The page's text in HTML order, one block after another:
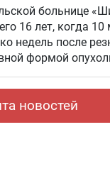
больнице
16 лет, когда
недель после
формой
произошел
(«Кровные
новостей